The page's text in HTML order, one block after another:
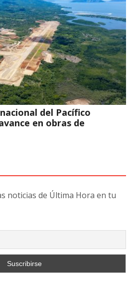
del Pacífico
en obras de
noticias de Última Hora en tu